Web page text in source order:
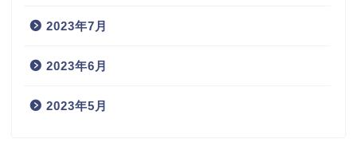
2023年7月
2023年6月
2023年5月